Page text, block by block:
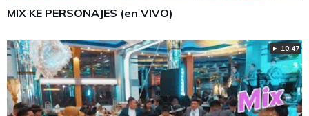
MIX KE PERSONAJES (en VIVO)
► 10:47